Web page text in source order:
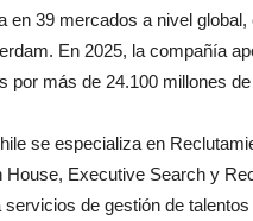
en 39 mercados a nivel
En 2025, la compañía
por más de 24.100 millones
se especializa en
House, Executive Search y
de gestión de